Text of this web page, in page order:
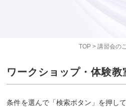
TOP> 講習会の
ワークショップ・体験教
条件を選んで「検索ボタン」を押し